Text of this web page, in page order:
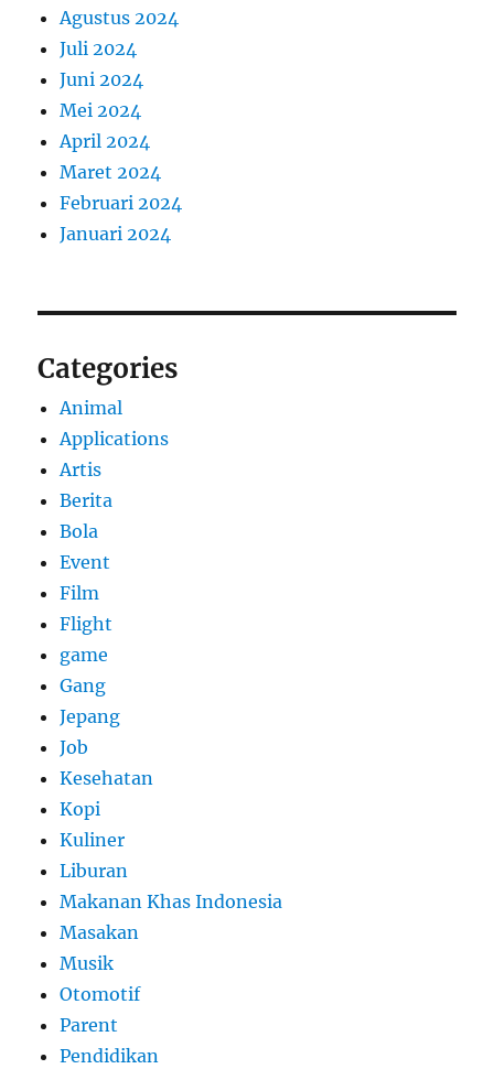
Agustus 2024
Juli 2024
Juni 2024
Mei 2024
April 2024
Maret 2024
Februari 2024
Januari 2024
Categories
Animal
Applications
Artis
Berita
Bola
Event
Film
Flight
game
Gang
Jepang
Job
Kesehatan
Kopi
Kuliner
Liburan
Makanan Khas Indonesia
Masakan
Musik
Otomotif
Parent
Pendidikan